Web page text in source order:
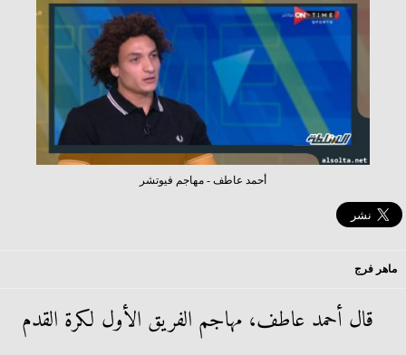
أحمد عاطف - مهاجم فيوتشر
ماهر فرج
قال أحمد عاطف، مهاجم الفريق الأول لكرة القدم